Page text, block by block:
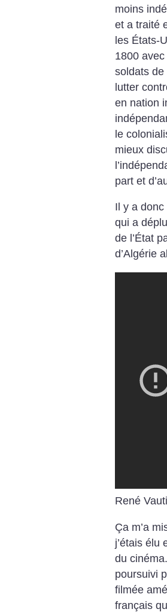
moins
et a traité
les États-
1800
soldats de
lutter
en nation
le
mieux
part et
Il y a
qui a
de l’État
d’Algérie
René
Ça m’a
j’étais élu
du
poursuivi
filmée
français